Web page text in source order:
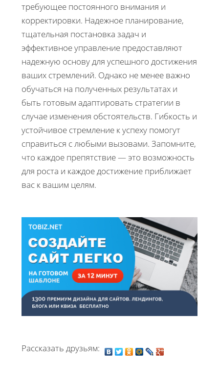
требующее постоянного внимания и
корректировки. Надежное планирование,
тщательная постановка задач и
эффективное управление предоставляют
надежную основу для успешного достижения
ваших стремлений. Однако не менее важно
обучаться на полученных результатах и
быть готовым адаптировать стратегии в
случае изменения обстоятельств. Гибкость и
устойчивое стремление к успеху помогут
справиться с любыми вызовами. Запомните,
что каждое препятствие — это возможность
для роста и каждое достижение приближает
вас к вашим целям.
Рассказать друзьям: